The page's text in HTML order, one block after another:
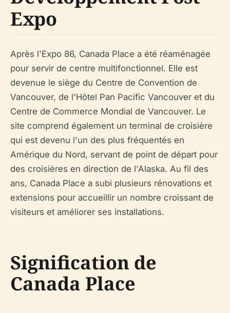
Expo
Après l'Expo 86, Canada Place a été réaménagée
pour servir de centre multifonctionnel. Elle est
devenue le siège du Centre de Convention de
Vancouver, de l'Hôtel Pan Pacific Vancouver et du
Centre de Commerce Mondial de Vancouver. Le
site comprend également un terminal de croisière
qui est devenu l'un des plus fréquentés en
Amérique du Nord, servant de point de départ pour
des croisières en direction de l'Alaska. Au fil des
ans, Canada Place a subi plusieurs rénovations et
extensions pour accueillir un nombre croissant de
visiteurs et améliorer ses installations.
Signification de
Canada Place